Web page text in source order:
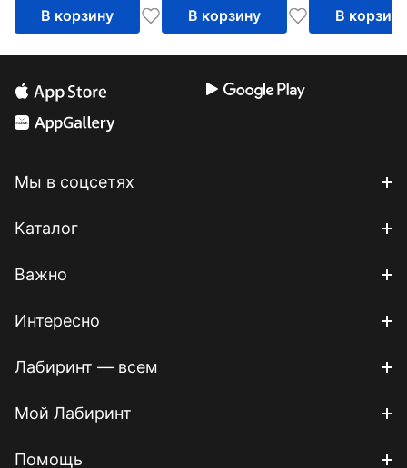
В корзину В корзину В корзину
Мы в соцсетях
Каталог
Важно
Интересно
Лабиринт — всем
Мой Лабиринт
Помощь